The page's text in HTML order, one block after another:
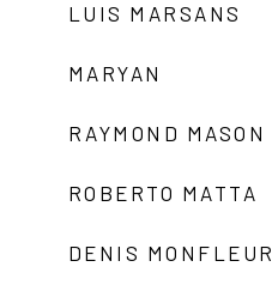
LUIS MARSANS
MARYAN
RAYMOND MASON
ROBERTO MATTA
DENIS MONFLEUR